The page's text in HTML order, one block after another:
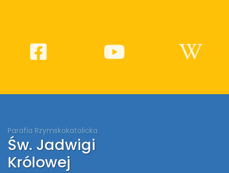
Parafia Rzymskokatolicka
Św. Jadwigi
Królowej